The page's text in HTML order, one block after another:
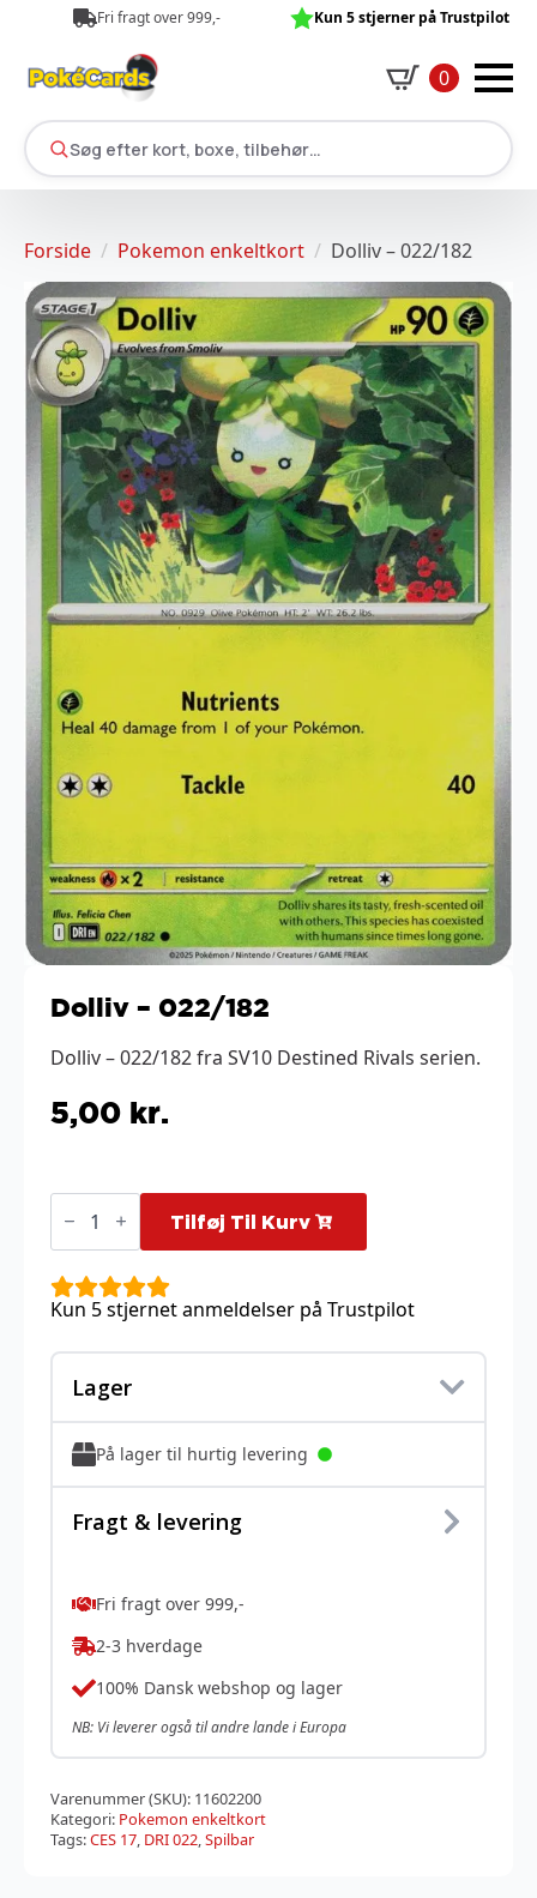
Fri fragt over 999,- Kun 5 stjerner på Trustpilot
0
Søg efter kort, boxe, tilbehør…
Forside Pokemon enkeltkort Dolliv – 022/182
Dolliv – 022/182
Dolliv – 022/182 fra SV10 Destined Rivals serien.
5,00 kr.
Dolliv
antal
Tilføj Til Kurv
Kun 5 stjernet anmeldelser på Trustpilot
Lager
På lager til hurtig levering
Fragt & levering
Fri fragt over 999,-
2-3 hverdage
100% Dansk webshop og lager
NB: Vi leverer også til andre lande i Europa
Varenummer (SKU): 11602200
Kategori: Pokemon enkeltkort
Tags:CES 17, DRI 022,Spilbar